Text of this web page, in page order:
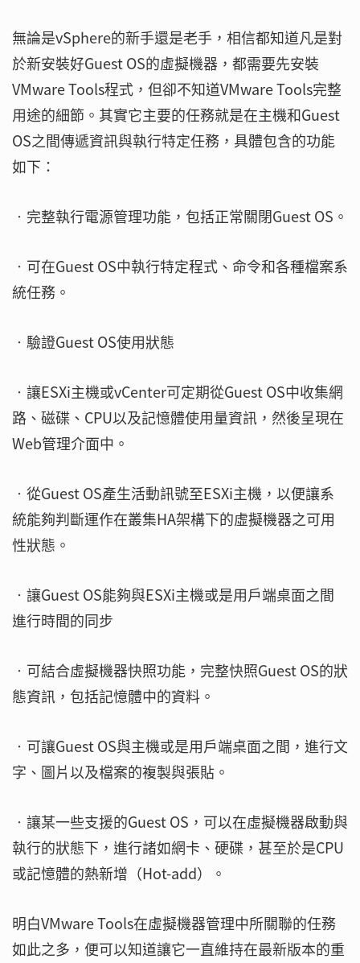
無論是vSphere的新手還是老手，相信都知道凡是對
於新安裝好Guest OS的虛擬機器，都需要先安裝
VMware Tools程式，但卻不知道VMware Tools完整
用途的細節。其實它主要的任務就是在主機和Guest
OS之間傳遞資訊與執行特定任務，具體包含的功能
如下：
‧完整執行電源管理功能，包括正常關閉Guest OS。
‧可在Guest OS中執行特定程式、命令和各種檔案系
統任務。
‧驗證Guest OS使用狀態
‧讓ESXi主機或vCenter可定期從Guest OS中收集網
路、磁碟、CPU以及記憶體使用量資訊，然後呈現在
Web管理介面中。
‧從Guest OS產生活動訊號至ESXi主機，以便讓系
統能夠判斷運作在叢集HA架構下的虛擬機器之可用
性狀態。
‧讓Guest OS能夠與ESXi主機或是用戶端桌面之間
進行時間的同步
‧可結合虛擬機器快照功能，完整快照Guest OS的狀
態資訊，包括記憶體中的資料。
‧可讓Guest OS與主機或是用戶端桌面之間，進行文
字、圖片以及檔案的複製與張貼。
‧讓某一些支援的Guest OS，可以在虛擬機器啟動與
執行的狀態下，進行諸如網卡、硬碟，甚至於是CPU
或記憶體的熱新增（Hot-add）。
明白VMware Tools在虛擬機器管理中所關聯的任務
如此之多，便可以知道讓它一直維持在最新版本的重